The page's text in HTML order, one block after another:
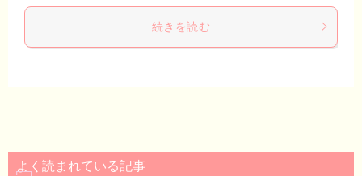
続きを読む
よく読まれている記事